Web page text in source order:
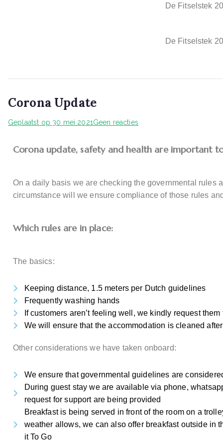
De Fitselstek
De Fitselstek
Corona Update
Geplaatst op 30 mei 2021Geen reacties
Corona update, safety and health are important
On a daily basis we are checking the governmental rules
circumstance will we ensure compliance of those rules
Which rules are in place:
The basics:
Keeping distance, 1.5 meters per Dutch guidelines
Frequently washing hands
If customers aren’t feeling well, we kindly request
We will ensure that the accommodation is cleaned
Other considerations we have taken onboard:
We ensure that governmental guidelines are
During guest stay we are available via phone,
request for support are being provided
Breakfast is being served in front of the room on a
weather allows, we can also offer breakfast outside in
it To Go